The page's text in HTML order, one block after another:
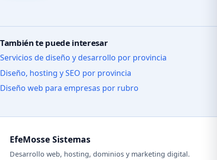
También te puede interesar
Servicios de diseño y desarrollo por provincia
Diseño, hosting y SEO por provincia
Diseño web para empresas por rubro
EfeMosse Sistemas
Desarrollo web, hosting, dominios y marketing digital.